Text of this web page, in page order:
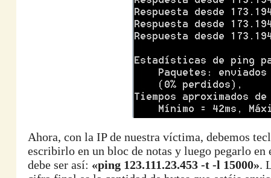
Ahora, con la IP de nuestra víctima, debemos
escribirlo en un bloc de notas y luego pegarlo en
debe ser así: «ping 123.111.23.453 -t -l 15000».